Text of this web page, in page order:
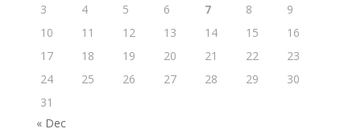
3
4 5 6 7 8
9
10
11 12 13 14 15
16
17
18 19 20 21 22
23
24
25 26 27 28 29
30
31
« Dec